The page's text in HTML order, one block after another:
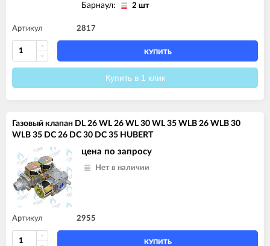
Барнаул: 2 шт
Артикул 2817
КУПИТЬ
Купить в 1 клик
Газовый клапан DL 26 WL 26 WL 30 WL 35 WLB 26 WLB 30
WLB 35 DC 26 DC 30 DC 35 HUBERT
цена по запросу
Нет в наличии
Артикул 2955
КУПИТЬ